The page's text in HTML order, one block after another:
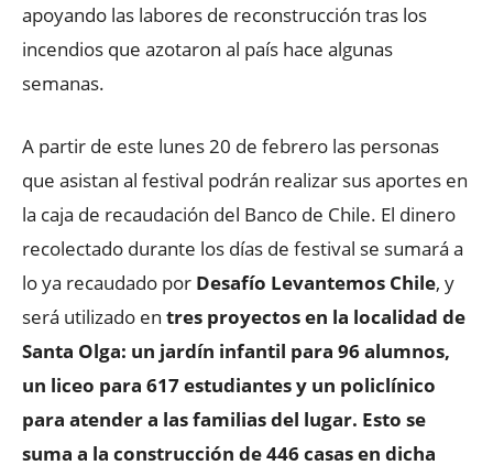
apoyando las labores de reconstrucción tras los
incendios que azotaron al país hace algunas
semanas.
A partir de este lunes 20 de febrero las personas
que asistan al festival podrán realizar sus aportes en
la caja de recaudación del Banco de Chile. El dinero
recolectado durante los días de festival se sumará a
lo ya recaudado por Desafío Levantemos Chile, y
será utilizado en tres proyectos en la localidad de
Santa Olga: un jardín infantil para 96 alumnos,
un liceo para 617 estudiantes y un policlínico
para atender a las familias del lugar. Esto se
suma a la construcción de 446 casas en dicha